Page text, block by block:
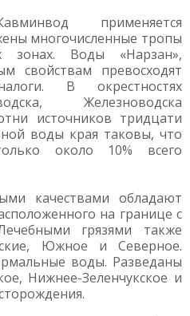
применяется
многочисленные тропы
зонах. Воды «Нарзан»,
свойствам превосходят
В окрестностях
Железноводска
источников тридцати
воды края таковы, что
около 10% всего
качествами обладают
на границе с
грязями также
Южное и Северное.
воды. Разведаны
Нижнее-Зеленчукское и